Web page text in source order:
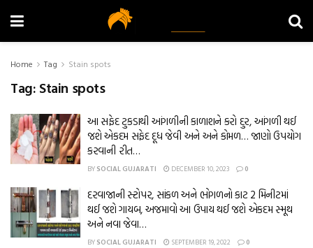
Home Tag Stain spots
Tag: Stain spots
આ સફેદ ટુકડાથી આંગળીની કાળાશને કરો દુર, આંગળી થઈ
જશે એકદમ સફેદ દૂધ જેવી અને અને કોમળ… જાણો ઉપયોગ
કરવાની રીત…
BY SOCIAL GUJARATI DECEMBER 10, 2023 0
દરવાજાની સ્ટોપર, સાંકળ અને ભોગળનો કાટ 2 મિનીટમાં
થઈ જશે ગાયબ, અજમાવો આ ઉપાય થઈ જશે એકદમ સ્મૂથ
અને નવા જેવા…
BY SOCIAL GUJARATI SEPTEMBER 19, 2022 0